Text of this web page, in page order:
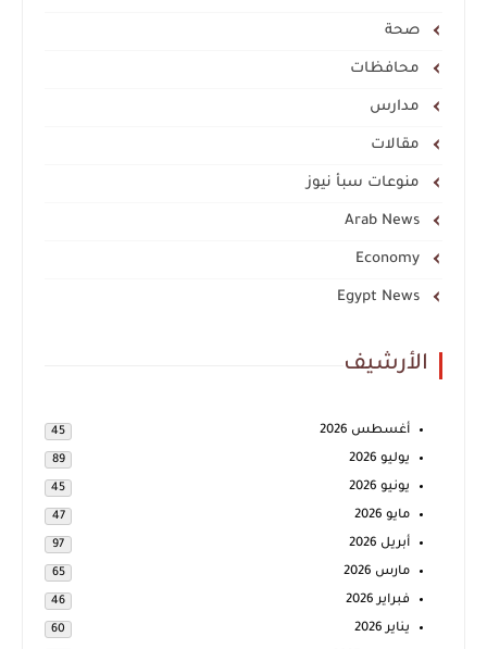
صحة
محافظات
مدارس
مقالات
منوعات سبأ نيوز
Arab News
Economy
Egypt News
الأرشيف
أغسطس 2026 45
يوليو 2026 89
يونيو 2026 45
مايو 2026 47
أبريل 2026 97
مارس 2026 65
فبراير 2026 46
يناير 2026 60